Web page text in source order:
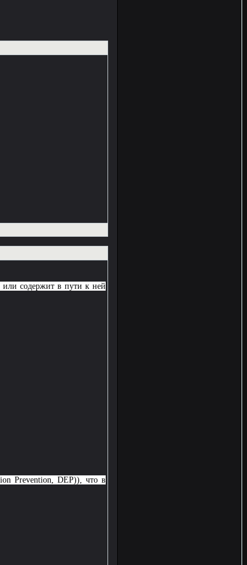
или содержит в пути к ней
Prevention, DEP)), что в